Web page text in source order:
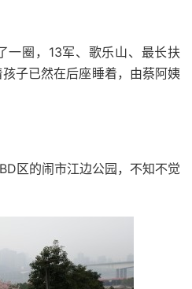
一圈，13军、歌乐山、最长扶
子已然在后座睡着，由蔡阿姨
区的闹市江边公园，不知不觉